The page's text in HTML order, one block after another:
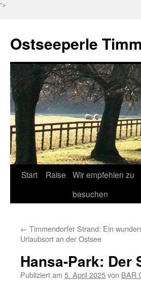
">
Ostseeperle
Zum
Start Raise
Wir empfehlen zu
besuchen
← Timmendorfer Strand: Ein
Urlaubsort an der Ostsee
Hansa-Park: Der
Publiziert am 5. April 2025von BAR